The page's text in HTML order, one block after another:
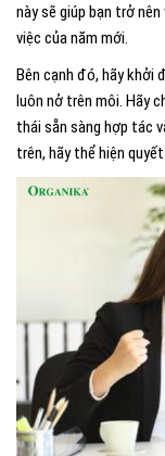
này sẽ giúp bạn trở
việc của năm mới.
Bên cạnh đó, hãy khởi
luôn nở trên môi. Hãy
thái sẵn sàng hợp tác
trên, hãy thể hiện